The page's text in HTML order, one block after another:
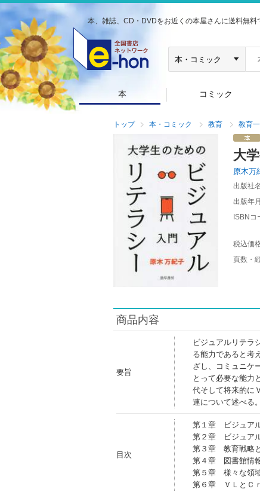
本、雑誌、CD・DVDをお近くの本屋さんに送料無料
本 コミック
トップ 本・コミック 教育 教育
大
原木万
出版社名
出版年月
ISBNコ
税込価
頁数・
商品内容
要旨
ビジュアルリテラ
る能力であると考
ざし、コミュニケ
とって必要な能力
代そして将来的に
連について述べる。
目次
第１章 ビジュア
第２章 ビジュア
第３章 教育戦略
第４章 図書館情
第５章 様々な領域
第６章 ＶＬとＣ